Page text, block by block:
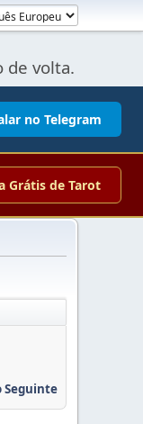
de volta.
no Telegram
Grátis de Tarot
Seguinte